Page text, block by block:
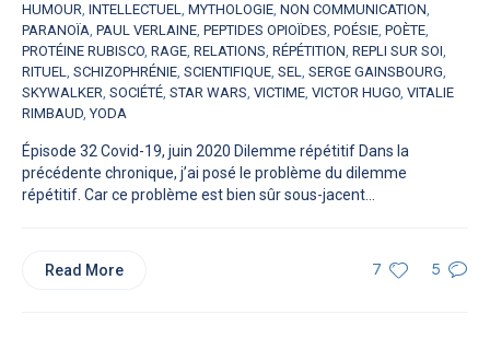
HUMOUR, INTELLECTUEL, MYTHOLOGIE, NON COMMUNICATION,
PARANOÏA, PAUL VERLAINE, PEPTIDES OPIOÏDES, POÉSIE, POÈTE,
PROTÉINE RUBISCO, RAGE, RELATIONS, RÉPÉTITION, REPLI SUR SOI,
RITUEL, SCHIZOPHRÉNIE, SCIENTIFIQUE, SEL, SERGE GAINSBOURG,
SKYWALKER, SOCIÉTÉ, STAR WARS, VICTIME, VICTOR HUGO, VITALIE
RIMBAUD,YODA
Épisode 32 Covid-19, juin 2020 Dilemme répétitif Dans la
précédente chronique, j’ai posé le problème du dilemme
répétitif. Car ce problème est bien sûr sous-jacent...
7 5
Read More